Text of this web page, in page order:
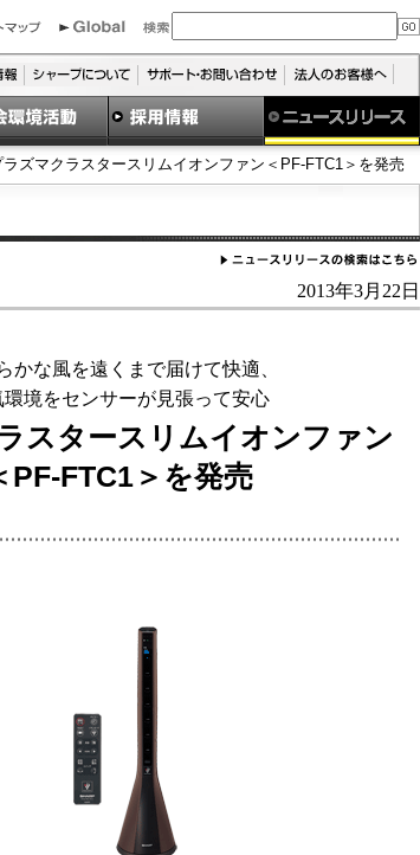
ズマクラスタースリムイオンファン＜PF-FTC1＞を発売
2013年3月22日
かな風を遠くまで届けて快適、
環境をセンサーが見張って安心
スタースリムイオンファン
PF-FTC1＞を発売